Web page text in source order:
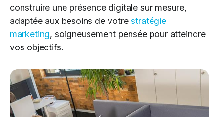
construire une présence digitale sur mesure,
adaptée aux besoins de votre stratégie
marketing, soigneusement pensée pour atteindre
vos objectifs.